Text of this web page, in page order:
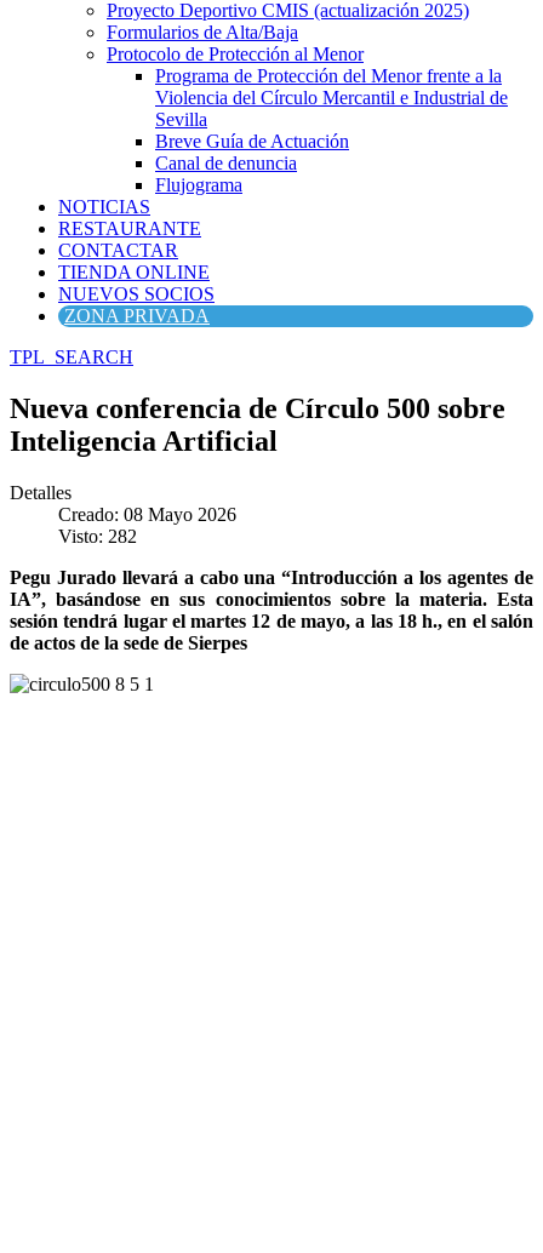
Proyecto Deportivo CMIS (actualización 2025)
Formularios de Alta/Baja
Protocolo de Protección al Menor
Programa de Protección del Menor frente a la
Violencia del Círculo Mercantil e Industrial de
Sevilla
Breve Guía de Actuación
Canal de denuncia
Flujograma
NOTICIAS
RESTAURANTE
CONTACTAR
TIENDA ONLINE
NUEVOS SOCIOS
ZONA PRIVADA
TPL_SEARCH
Nueva conferencia de Círculo 500 sobre
Inteligencia Artificial
Detalles
Creado: 08 Mayo 2026
Visto: 282
Pegu Jurado llevará a cabo una “Introducción a los agentes de
IA”, basándose en sus conocimientos sobre la materia. Esta
sesión tendrá lugar el martes 12 de mayo, a las 18 h., en el salón
de actos de la sede de Sierpes